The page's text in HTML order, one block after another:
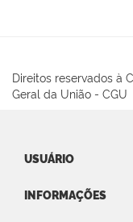
Direitos reservados à
Geral da União - CGU
USUÁRIO
INFORMAÇÕES